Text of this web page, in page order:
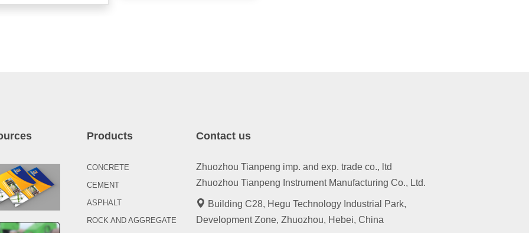
Products
CONCRETE
CEMENT
ASPHALT
ROCK AND AGGREGATE
Contact us
Zhuozhou Tianpeng imp. and exp. trade co., ltd
Zhuozhou Tianpeng Instrument Manufacturing Co., Ltd.
Building C28, Hegu Technology Industrial Park,
Development Zone, Zhuozhou, Hebei, China